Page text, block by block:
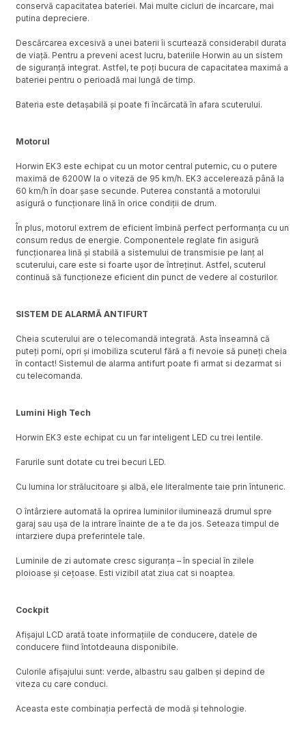
conservă capacitatea bateriei. Mai multe cicluri de incarcare, mai
putina depreciere.
Descărcarea excesivă a unei baterii îi scurtează considerabil durata
de viață. Pentru a preveni acest lucru, bateriile Horwin au un sistem
de siguranță integrat. Astfel, te poți bucura de capacitatea maximă a
bateriei pentru o perioadă mai lungă de timp.
Bateria este detașabilă și poate fi încărcată în afara scuterului.
Motorul
Horwin EK3 este echipat cu un motor central puternic, cu o putere
maximă de 6200W la o viteză de 95 km/h. EK3 accelerează până la
60 km/h în doar șase secunde. Puterea constantă a motorului
asigură o funcționare lină în orice condiții de drum.
În plus, motorul extrem de eficient îmbină perfect performanța cu un
consum redus de energie. Componentele reglate fin asigură
funcționarea lină și stabilă a sistemului de transmisie pe lanț al
scuterului, care este si foarte ușor de întreținut. Astfel, scuterul
continuă să funcționeze eficient din punct de vedere al costurilor.
SISTEM DE ALARMĂ ANTIFURT
Cheia scuterului are o telecomandă integrată. Asta înseamnă că
puteți porni, opri și imobiliza scuterul fără a fi nevoie să puneți cheia
în contact! Sistemul de alarma antifurt poate fi armat si dezarmat si
cu telecomanda.
Lumini High Tech
Horwin EK3 este echipat cu un far inteligent LED cu trei lentile.
Farurile sunt dotate cu trei becuri LED.
Cu lumina lor strălucitoare și albă, ele literalmente taie prin întuneric.
O întârziere automată la oprirea luminilor iluminează drumul spre
garaj sau ușa de la intrare înainte de a te da jos. Seteaza timpul de
intarziere dupa preferintele tale.
Luminile de zi automate cresc siguranța – în special în zilele
ploioase și cețoase. Esti vizibil atat ziua cat si noaptea.
Cockpit
Afișajul LCD arată toate informațiile de conducere, datele de
conducere fiind întotdeauna disponibile.
Culorile afișajului sunt: verde, albastru sau galben și depind de
viteza cu care conduci.
Aceasta este combinația perfectă de modă și tehnologie.